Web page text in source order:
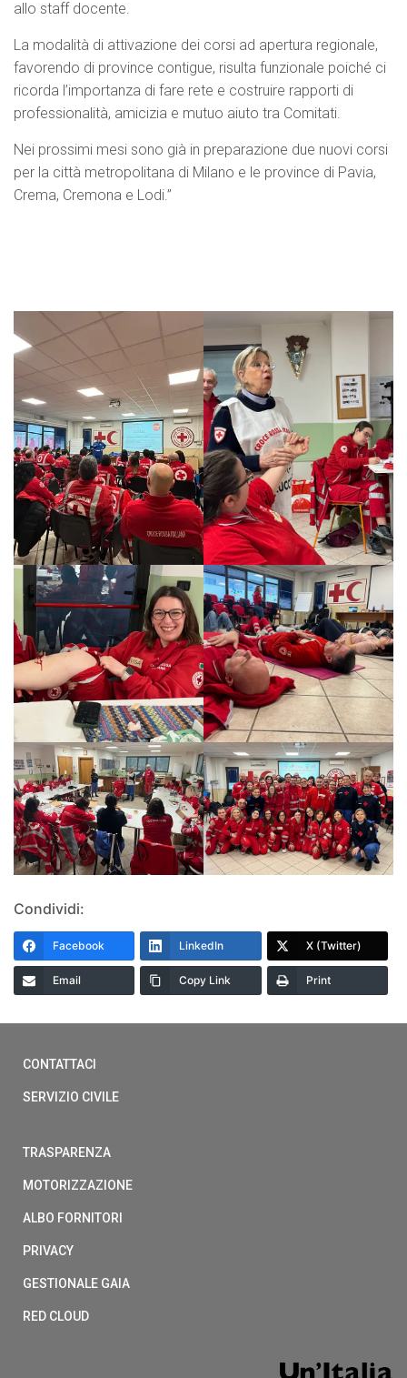
allo staff docente.
La modalità di attivazione dei corsi ad apertura regionale,
favorendo di province contigue, risulta funzionale poiché ci
ricorda l’importanza di fare rete e costruire rapporti di
professionalità, amicizia e mutuo aiuto tra Comitati.
Nei prossimi mesi sono già in preparazione due nuovi corsi
per la città metropolitana di Milano e le province di Pavia,
Crema, Cremona e Lodi.”
Condividi:
Facebook LinkedIn X (Twitter)
Email Copy Link Print
CONTATTACI
SERVIZIO CIVILE
TRASPARENZA
MOTORIZZAZIONE
ALBO FORNITORI
PRIVACY
GESTIONALE GAIA
RED CLOUD